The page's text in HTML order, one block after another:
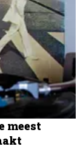
meest